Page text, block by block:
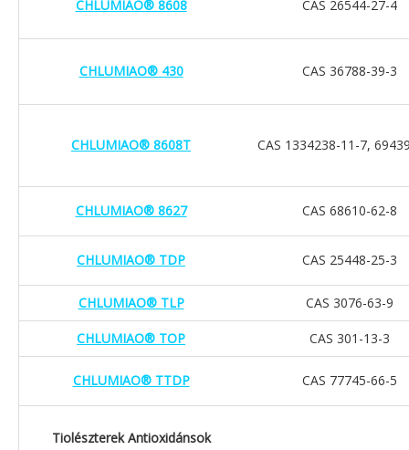
CHLUMIAO® 8608 CAS 26544-27-4
CHLUMIAO® 430 CAS 36788-39-3
CHLUMIAO® 8608T CAS 1334238-11-7,
CHLUMIAO® 8627 CAS 68610-62-8
CHLUMIAO® TDP CAS 25448-25-3
CHLUMIAO® TLP CAS 3076-63-9
CHLUMIAO® TOP CAS 301-13-3
CHLUMIAO® TTDP CAS 77745-66-5
Tiolészterek Antioxidánsok